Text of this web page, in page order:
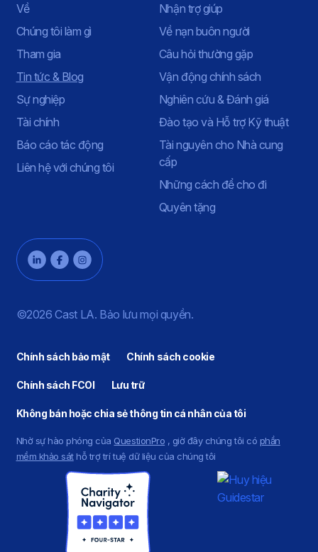
Về
Chúng tôi làm gì
Tham gia
Tin tức & Blog
Sự nghiệp
Tài chính
Báo cáo tác động
Liên hệ với chúng tôi
Nhận trợ giúp
Về nạn buôn người
Câu hỏi thường gặp
Vận động chính sách
Nghiên cứu & Đánh giá
Đào tạo và Hỗ trợ Kỹ thuật
Tài nguyên cho Nhà cung
cấp
Những cách để cho đi
Quyên tặng
©2026 Cast LA. Bảo lưu mọi quyền.
Chính sách bảo mật Chính sách cookie
Chính sách FCOI Lưu trữ
Không bán hoặc chia sẻ thông tin cá nhân của tôi
Nhờ sự hào phóng của QuestionPro , giờ đây chúng tôi có phần
mềm khảo sáthỗ trợ trí tuệ dữ liệu của chúng tôi